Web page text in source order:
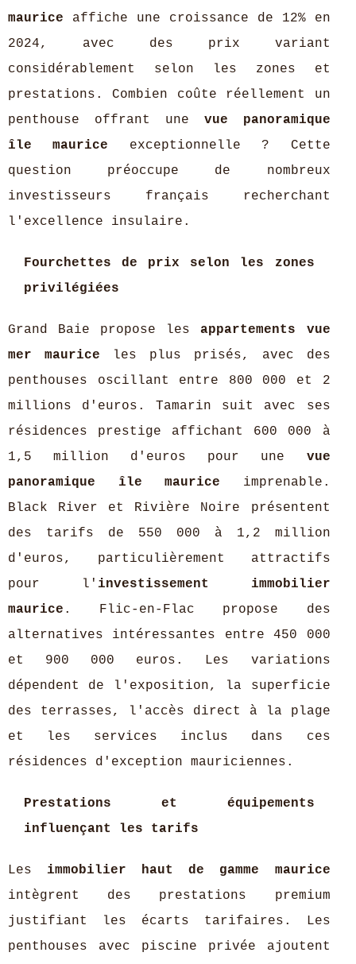
maurice affiche une croissance de 12% en
2024, avec des prix variant
considérablement selon les zones et
prestations. Combien coûte réellement un
penthouse offrant une vue panoramique
île maurice exceptionnelle ? Cette
question préoccupe de nombreux
investisseurs français recherchant
l'excellence insulaire.
Fourchettes de prix selon les zones
privilégiées
Grand Baie propose lesappartements vue
mer maurice les plus prisés, avec des
penthouses oscillant entre 800 000 et 2
millions d'euros. Tamarin suit avec ses
résidences prestige affichant 600 000 à
1,5 million d'euros pour une vue
panoramique île maurice imprenable.
Black River et Rivière Noire présentent
des tarifs de 550 000 à 1,2 million
d'euros, particulièrement attractifs
pour l' investissement immobilier
maurice . Flic-en-Flac propose des
alternatives intéressantes entre 450 000
et 900 000 euros. Les variations
dépendent de l'exposition, la superficie
des terrasses, l'accès direct à la plage
et les services inclus dans ces
résidences d'exception mauriciennes.
Prestations et équipements
influençant les tarifs
Les immobilier haut de gamme maurice
intègrent des prestations premium
justifiant les écarts tarifaires. Les
penthouses avec piscine privée ajoutent